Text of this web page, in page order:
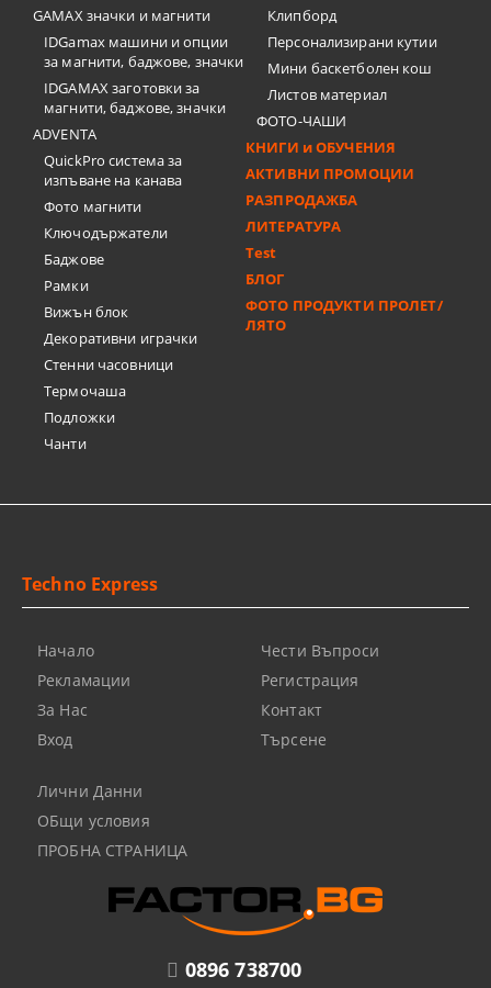
GAMAX значки и магнити
IDGamax машини и опции
за магнити, баджове, значки
IDGAMAX заготовки за
магнити, баджове, значки
ADVENTA
QuickPro система за
изпъване на канава
Фото магнити
Ключодържатели
Баджове
Рамки
Вижън блок
Декоративни играчки
Стенни часовници
Термочашa
Подложки
Чанти
Клипборд
Персонализирани кутии
Мини баскетболен кош
Листов материал
ФОТО-ЧАШИ
КНИГИ и ОБУЧЕНИЯ
АКТИВНИ ПРОМОЦИИ
РАЗПРОДАЖБА
ЛИТЕРАТУРА
Test
БЛОГ
ФОТО ПРОДУКТИ ПРОЛЕТ/
ЛЯТО
0896 738700
Techno Express
Начало
Рекламации
За Нас
Вход
Чести Въпроси
Регистрация
Контакт
Търсене
Лични Данни
ОБщи условия
ПРОБНА СТРАНИЦА